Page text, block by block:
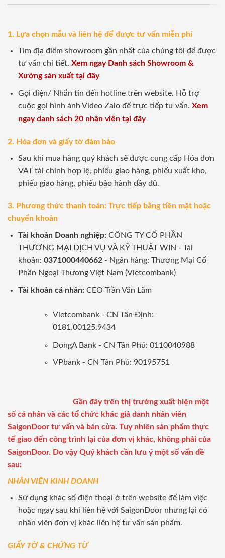
1. Lựa chọn mẫu và liên hệ để được tư vấn miễn phí
Tìm địa điểm showroom gần nhất của chúng tôi để được
tư vấn chi tiết. Xem ngay Danh sách Showroom &
Xưởng sản xuất tại đây
Gọi điện/ Nhắn tin đến hotline trên website. Hỗ trợ
cuộc gọi hình ảnh Video Zalo để trực tiếp tư vấn. Xem
ngay danh sách 20 nhân viên tại đây
2. Hóa đơn và giấy tờ đảm bảo
Sau khi mua hàng quý khách sẽ được cung cấp Hóa đơn
VAT tài chính hợp lệ, phiếu giao hàng, phiếu xuất kho,
phiếu giao hàng, phiếu bảo hành đầy đủ.
3. Phương thức thanh toán: Trực tiếp bằng tiền mặt hoặc
chuyển khoản
Tài khoản Doanh nghiệp:CÔNG TY CỔ PHẦN
THƯƠNG MẠI DỊCH VỤ VÀ KỸ THUẬT WIN - Tài
khoản: 0371000440662- Ngân hàng: Thương Mại Cổ
Phần Ngoại Thương Việt Nam (Vietcombank)
Tài khoản cá nhân: CEO Trần Văn Lãm
Vietcombank - CN Tân Định:
0181.00125.9434
DongA Bank - CN Tân Phú: 0110040988
VPbank - CN Tân Phú: 90195751
Gần đây trên thị trường xuất hiện một
số cá nhân và các tổ chức khác giả danh nhân viên
SaigonDoor tư vấn và bán cửa. Tuy nhiên sản phẩm thực
tế giao đến công trình lại của đơn vị khác, không phải của
SaigonDoor. Do vậy Quý khách cần lưu ý một số vấn đề
sau:
NHÂN VIÊN KINH DOANH
Sử dụng khác số điện thoại ở trên website để làm việc
hoặc ngay sau khi liên hệ với SaigonDoor nhưng lại có
nhân viên đơn vị khác liên hệ tư vấn sản phẩm.
GIẤY TỜ & CHỨNG TỪ